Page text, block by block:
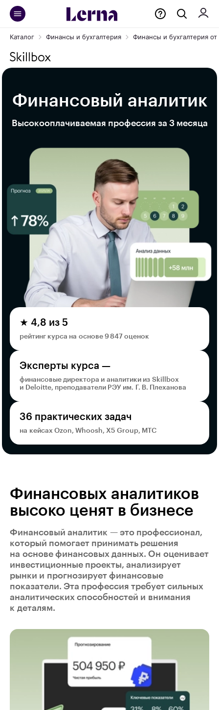
Каталог Финансы и бухгалтерия Финансы и бухгалтерия от
Финансовый аналитик
Высокооплачиваемая профессия за 3 месяца
★ 4,8 из 5
рейтинг курса на основе 9 847 оценок
Эксперты курса —
финансовые директора и аналитики из Skillbox
и Deloitte, преподаватели РЭУ им. Г. В. Плеханова
36 практических задач
на кейсах Ozon, Whoosh, X5 Group, МТС
Финансовых аналитиков
высоко ценят в бизнесе
Финансовый аналитик — это профессионал,
который помогает принимать решения
на основе финансовых данных. Он оценивает
инвестиционные проекты, анализирует
рынки и прогнозирует финансовые
показатели. Эта профессия требует сильных
аналитических способностей и внимания
к деталям.